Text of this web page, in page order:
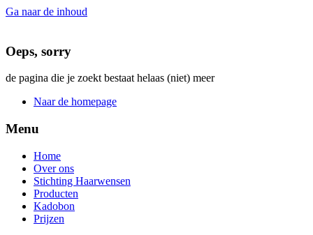
Ga naar de inhoud
Oeps, sorry
de pagina die je zoekt bestaat helaas (niet) meer
Naar de homepage
Menu
Home
Over ons
Stichting Haarwensen
Producten
Kadobon
Prijzen